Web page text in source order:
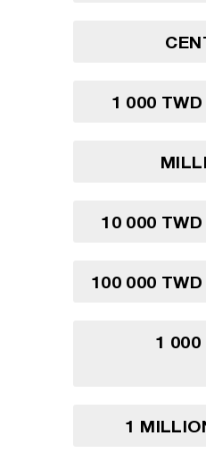
1 000
10 000
100 000
1 000
1